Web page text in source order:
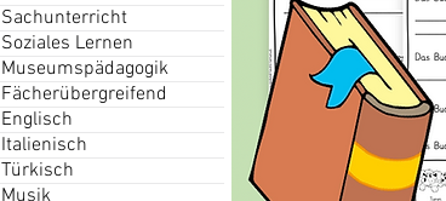
Sachunterricht
Soziales Lernen
Museumspädagogik
Fächerübergreifend
Englisch
Italienisch
Türkisch
Musik